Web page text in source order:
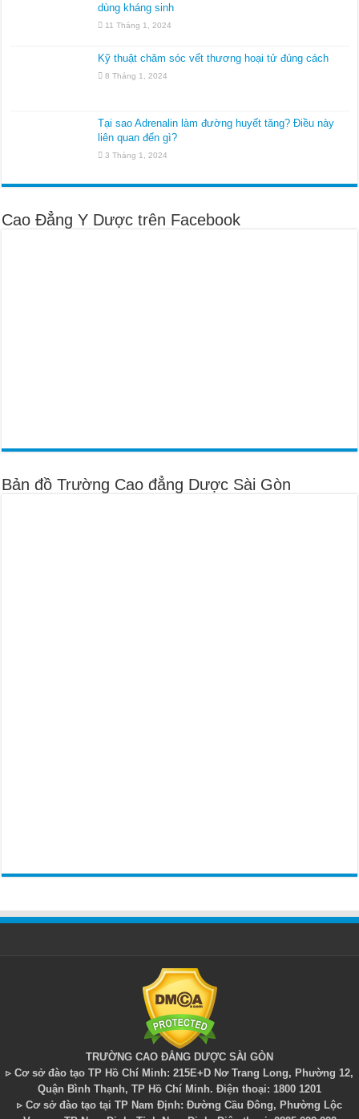
dùng kháng sinh
11 Tháng 1, 2024
Kỹ thuật chăm sóc vết thương hoại tử đúng cách
8 Tháng 1, 2024
Tại sao Adrenalin làm đường huyết tăng? Điều này
liên quan đến gì?
3 Tháng 1, 2024
Cao Đẳng Y Dược trên Facebook
Bản đồ Trường Cao đẳng Dược Sài Gòn
TRƯỜNG CAO ĐẲNG DƯỢC SÀI GÒN
▹ Cơ sở đào tạo TP Hồ Chí Minh: 215E+D Nơ Trang Long, Phường 12,
Quận Bình Thạnh, TP Hồ Chí Minh. Điện thoại: 1800 1201
▹ Cơ sở đào tạo tại TP Nam Định: Đường Cầu Đông, Phường Lộc